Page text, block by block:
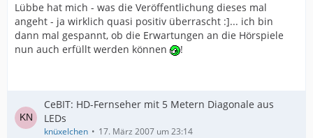
Lübbe hat mich - was die Veröffentlichung dieses mal
angeht - ja wirklich quasi positiv überrascht :]... ich bin
dann mal gespannt, ob die Erwartungen an die Hörspiele
nun auch erfüllt werden können
!
CeBIT: HD-Fernseher mit 5 Metern Diagonale aus
LEDs
knüxelchen 17. März 2007 um 23:14